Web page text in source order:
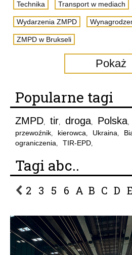
Technika Transport w mediach
Wydarzenia ZMPD
ZMPD w Brukseli
Pokaż
Popularne tagi
ZMPD, tir, droga, Polska,
przewoźnik, kierowca, Ukraina,
ograniczenia, TIR-EPD,
Tagi abc..
2 3 5 6 A B C D E